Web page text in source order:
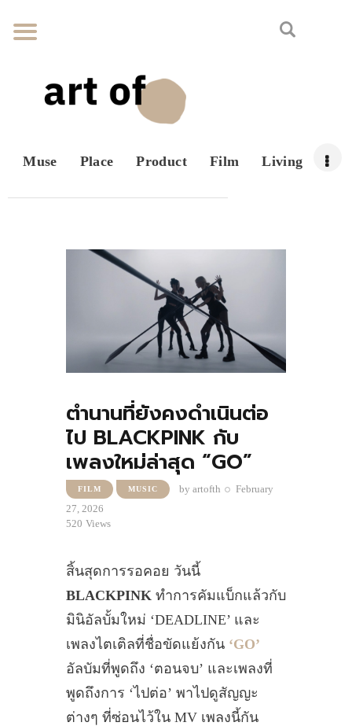
Muse Place Product Film Living
ตำนานที่ยังคงดำเนินต่อ
ไป BLACKPINK กับ
เพลงใหม่ล่าสุด “GO”
FILM MUSIC byartofth
February
27, 2026
520 Views
สิ้นสุดการรอคอย วันนี้
BLACKPINK ทำการคัมแบ็กแล้วกับ
มินิอัลบั้มใหม่ ‘DEADLINE’ และ
เพลงไตเติลที่ชื่อขัดแย้งกัน ‘GO’
อัลบัมที่พูดถึง ‘ตอนจบ’ และเพลงที่
พูดถึงการ ‘ไปต่อ’ พาไปดูสัญญะ
ต่างๆ ที่ซ่อนไว้ใน MV เพลงนี้กัน